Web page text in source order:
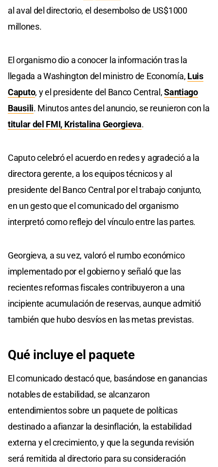
al aval del directorio, el desembolso de US$1000
millones.
El organismo dio a conocer la información tras la
llegada a Washington del ministro de Economía, Luis
Caputo, y el presidente del Banco Central,Santiago
Bausili. Minutos antes del anuncio, se reunieron con la
titular del FMI, Kristalina Georgieva.
Caputo celebró el acuerdo en redes y agradeció a la
directora gerente, a los equipos técnicos y al
presidente del Banco Central por el trabajo conjunto,
en un gesto que el comunicado del organismo
interpretó como reflejo del vínculo entre las partes.
Georgieva, a su vez, valoró el rumbo económico
implementado por el gobierno y señaló que las
recientes reformas fiscales contribuyeron a una
incipiente acumulación de reservas, aunque admitió
también que hubo desvíos en las metas previstas.
Qué incluye el paquete
El comunicado destacó que, basándose en ganancias
notables de estabilidad, se alcanzaron
entendimientos sobre un paquete de políticas
destinado a afianzar la desinflación, la estabilidad
externa y el crecimiento, y que la segunda revisión
será remitida al directorio para su consideración